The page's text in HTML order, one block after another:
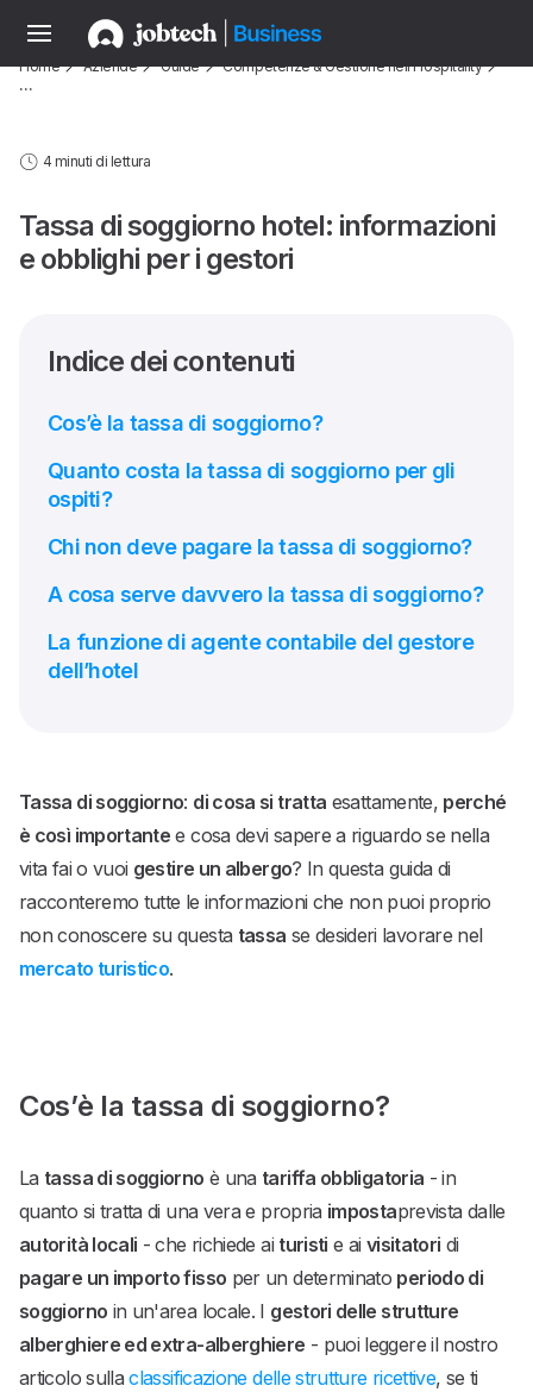
Home Aziende Guide
Competenze & Gestione nell’Hospitality
…
4 minuti di lettura
Tassa di soggiorno hotel: informazioni
e obblighi per i gestori
Indice dei contenuti
Cos’è la tassa di soggiorno?
Quanto costa la tassa di soggiorno per gli
ospiti?
Chi non deve pagare la tassa di soggiorno?
A cosa serve davvero la tassa di soggiorno?
La funzione di agente contabile del gestore
dell’hotel
Tassa di soggiorno: di cosa si tratta esattamente, perché
è così importante e cosa devi sapere a riguardo se nella
vita fai o vuoi gestire un albergo? In questa guida di
racconteremo tutte le informazioni che non puoi proprio
non conoscere su questa tassa se desideri lavorare nel
mercato turistico.
Cos’è la tassa di soggiorno?
La tassa di soggiorno è una tariffa obbligatoria - in
quanto si tratta di una vera e propria impostaprevista dalle
autorità locali - che richiede ai turisti e ai visitatori di
pagare un importo fisso per un determinato periodo di
soggiorno in un'area locale. I gestori delle strutture
alberghiere ed extra-alberghiere - puoi leggere il nostro
articolo sullaclassificazione delle strutture ricettive, se ti